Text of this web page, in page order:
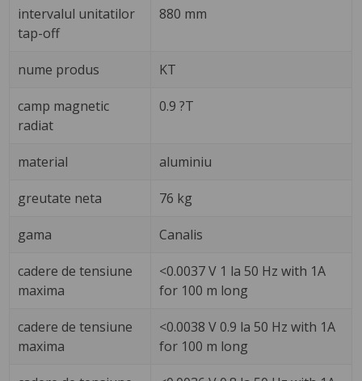
intervalul unitatilor
tap-off
880 mm
nume produs KT
camp magnetic
radiat
0.9 ?T
material aluminiu
greutate neta 76 kg
gama Canalis
cadere de tensiune
maxima
<0.0037 V 1 la 50 Hz with 1A
for 100 m long
cadere de tensiune
maxima
<0.0038 V 0.9 la 50 Hz with 1A
for 100 m long